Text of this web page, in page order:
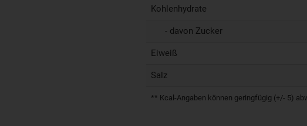
Kohlenhydrate
- davon Zucker
Eiweiß
Salz
** Kcal-Angaben können geringfügig (+/- 5)